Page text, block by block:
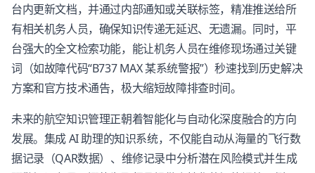
台内更新文档，并通过内部通知或关联标签，精准推送给所
有相关机务人员，确保知识传递无延迟、无遗漏。同时，平
台强大的全文检索功能，能让机务人员在维修现场通过关键
词（如故障代码“B737 MAX 某系统警报”）秒速找到历史解决
方案和官方技术通告，极大缩短故障排查时间。
未来的航空知识管理正朝着智能化与自动化深度融合的方向
发展。集成 AI 助理的知识系统，不仅能自动从海量的飞行数
据记录（QAR数据）、维修记录中分析潜在风险模式并生成